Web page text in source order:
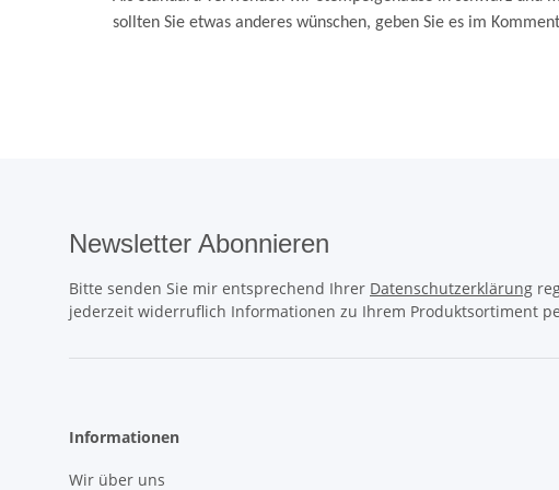
sollten Sie etwas anderes wünschen, geben Sie es im
Newsletter Abonnieren
Bitte senden Sie mir entsprechend Ihrer Datenschutzerklärung
jederzeit widerruflich Informationen zu Ihrem Produktsortiment
Informationen
Wir über uns